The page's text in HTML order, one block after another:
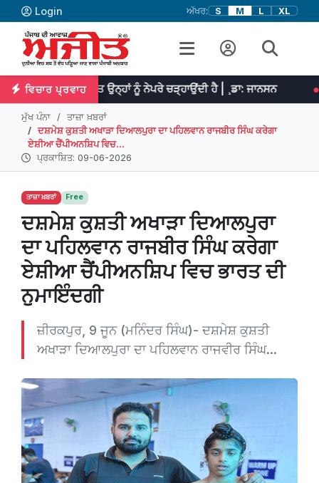
Login ਅੱਖਰ: S M L XL
ਵਿਚਾਰ ਪ੍ਰਵਾਹ
ਮਿਹਨਤ ਉਨ੍ਹਾਂ ਨੂੰ ਨੇਪਰੇ ਚੜ੍ਹਾਉਂਦੀ ਹੈ | ¸ਡਾ: ਜਾਨਸਨ ਪ੍ਰਤਿਭਾ
ਮੁੱਖ ਪੰਨਾ
ਤਾਜ਼ਾ ਖ਼ਬਰਾਂ
ਦਸ਼ਮੇਸ਼ ਕੁਸ਼ਤੀ ਅਖਾੜਾ ਦਿਆਲਪੁਰਾ ਦਾ ਪਹਿਲਵਾਨ ਰਾਜਬੀਰ ਸਿੰਘ ਕਰੇਗਾ
ਏਸ਼ੀਆ ਚੈਂਪੀਅਨਸ਼ਿਪ ਵਿਚ...
ਪ੍ਰਕਾਸ਼ਿਤ: 09-06-2026
ਤਾਜ਼ਾ ਖ਼ਬਰਾਂ Free
ਦਸ਼ਮੇਸ਼ ਕੁਸ਼ਤੀ ਅਖਾੜਾ ਦਿਆਲਪੁਰਾ
ਦਾ ਪਹਿਲਵਾਨ ਰਾਜਬੀਰ ਸਿੰਘ ਕਰੇਗਾ
ਏਸ਼ੀਆ ਚੈਂਪੀਅਨਸ਼ਿਪ ਵਿਚ ਭਾਰਤ ਦੀ
ਨੁਮਾਇੰਦਗੀ
ਜ਼ੀਰਕਪੁਰ, 9 ਜੂਨ (ਮਨਿੰਦਰ ਸਿੰਘ)- ਦਸ਼ਮੇਸ਼ ਕੁਸ਼ਤੀ
ਅਖਾੜਾ ਦਿਆਲਪੁਰਾ ਦਾ ਪਹਿਲਵਾਨ ਰਾਜਵੀਰ ਸਿੰਘ...